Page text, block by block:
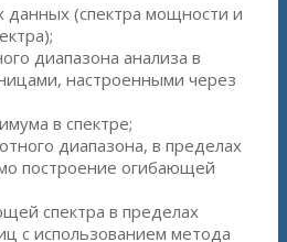
данных (спектра мощности и
диапазона анализа в
настроенными через
в спектре;
диапазона, в пределах
построение огибающей
спектра в пределах
с использованием метода